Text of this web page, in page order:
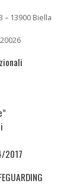
– 13900 Biella
2017